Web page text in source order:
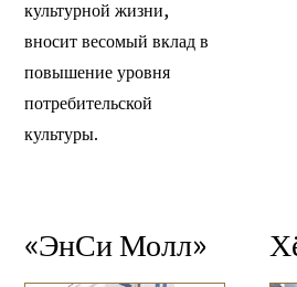
культурной жизни,
вносит весомый вклад в
повышение уровня
потребительской
культуры.
«ЭнСи Молл»